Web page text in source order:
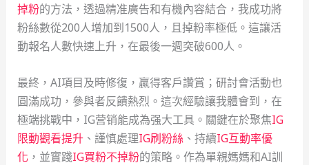
掉粉的方法，透過精准廣告和有機內容結合，我成功將
粉絲數從200人增加到1500人，且掉粉率極低。這讓活
動報名人數快速上升，在最後一週突破600人。
最終，AI項目及時修復，贏得客戶讚賞；研討會活動也
圓滿成功，參與者反饋熱烈。這次經驗讓我體會到，在
極端挑戰中，IG营销能成為强大工具。關鍵在於聚焦IG
限動觀看提升、謹慎處理IG刷粉絲、持續IG互動率優
化，並實踐IG買粉不掉粉的策略。作為單親媽媽和AI訓